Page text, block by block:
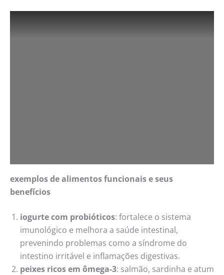
exemplos de alimentos funcionais e seus
benefícios
iogurte com probióticos: fortalece o sistema
imunológico e melhora a saúde intestinal,
prevenindo problemas como a síndrome do
intestino irritável e inflamações digestivas.
peixes ricos em ômega-3: salmão, sardinha e atum